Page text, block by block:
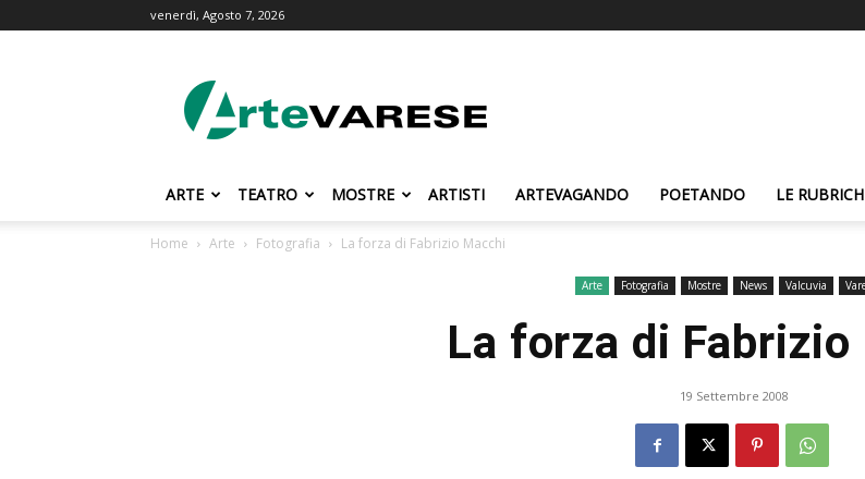
venerdì, Agosto 7, 2026
ARTE TEATRO MOSTRE ARTISTI ARTEVAGANDO POETANDO LE
Home Arte Fotografia La forza di Fabrizio Macchi
Arte Fotografia Mostre News Valcuvia
La forza di
19 Settembre 2008